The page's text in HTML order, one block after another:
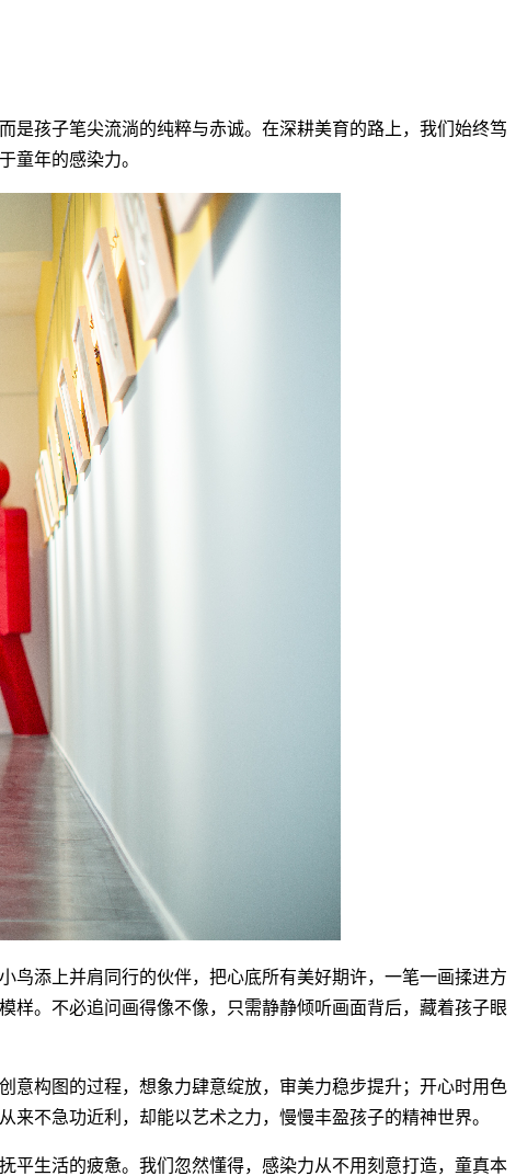
是孩子笔尖流淌的纯粹与赤诚。在深耕美育的路上，我们始终笃
童年的感染力。
鸟添上并肩同行的伙伴，把心底所有美好期许，一笔一画揉进方
样。不必追问画得像不像，只需静静倾听画面背后，藏着孩子眼
意构图的过程，想象力肆意绽放，审美力稳步提升；开心时用色
不急功近利，却能以艺术之力，慢慢丰盈孩子的精神世界。
平生活的疲惫。我们忽然懂得，感染力从不用刻意打造，童真本